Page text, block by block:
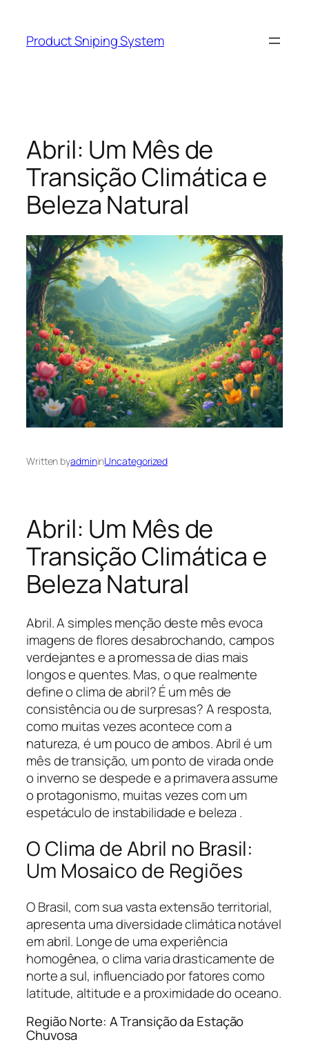
content
Product Sniping System
Abril: Um Mês de
Transição Climática e
Beleza Natural
Written byadmininUncategorized
Abril: Um Mês de
Transição Climática e
Beleza Natural
Abril. A simples menção deste mês evoca
imagens de flores desabrochando, campos
verdejantes e a promessa de dias mais
longos e quentes. Mas, o que realmente
define o clima de abril? É um mês de
consistência ou de surpresas? A resposta,
como muitas vezes acontece com a
natureza, é um pouco de ambos. Abril é um
mês de transição, um ponto de virada onde
o inverno se despede e a primavera assume
o protagonismo, muitas vezes com um
espetáculo de instabilidade e beleza .
O Clima de Abril no Brasil:
Um Mosaico de Regiões
O Brasil, com sua vasta extensão territorial,
apresenta uma diversidade climática notável
em abril. Longe de uma experiência
homogênea, o clima varia drasticamente de
norte a sul, influenciado por fatores como
latitude, altitude e a proximidade do oceano.
Região Norte: A Transição da Estação
Chuvosa